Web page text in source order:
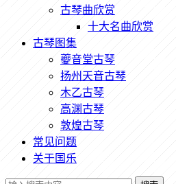
古琴曲欣赏
十大名曲欣赏
古琴图集
夔音堂古琴
扬州天音古琴
木乙古琴
高渊古琴
敦煌古琴
常见问题
关于国乐